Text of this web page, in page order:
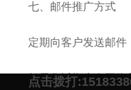
七、邮件推广方式
定期向客户发送邮件
如果您近期也有网络
点击拨打